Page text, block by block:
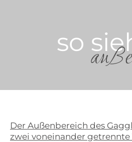
so
Der Außenbereich des
zwei voneinander getrennte